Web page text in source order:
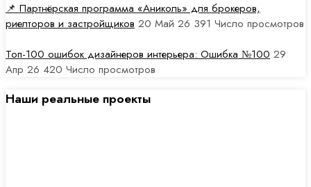
📌 Партнёрская программа «Аниколь» для брокеров,
риелторов и застройщиков 20 Май 26 391 Число просмотров
Топ-100 ошибок дизайнеров интерьера: Ошибка №100 29
Апр 26 420 Число просмотров
Наши реальные проекты